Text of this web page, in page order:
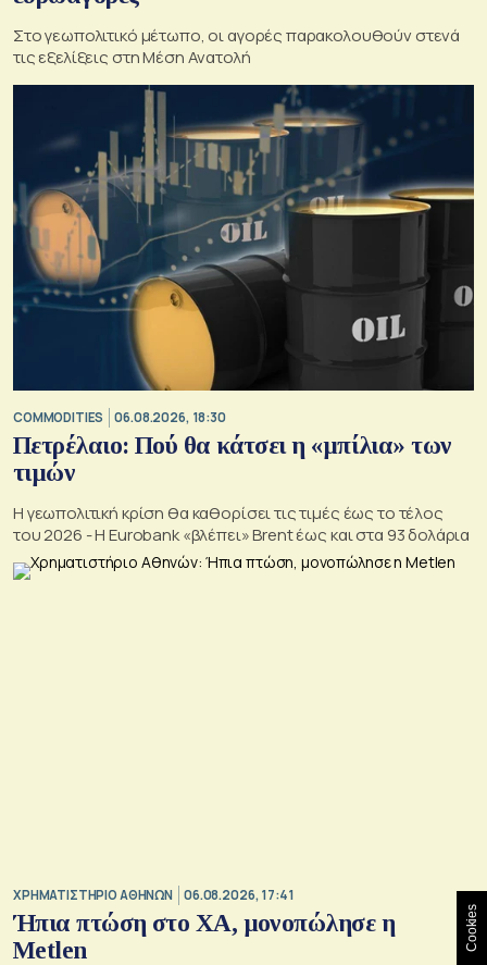
Στο γεωπολιτικό μέτωπο, οι αγορές παρακολουθούν στενά
τις εξελίξεις στη Μέση Ανατολή
COMMODITIES 06.08.2026, 18:30
Πετρέλαιο: Πού θα κάτσει η «μπίλια» των
τιμών
Η γεωπολιτική κρίση θα καθορίσει τις τιμές έως το τέλος
του 2026 - Η Eurobank «βλέπει» Brent έως και στα 93 δολάρια
XΡΗΜΑΤΙΣΤΗΡΙΟ ΑΘΗΝΩΝ 06.08.2026, 17:41
Ήπια πτώση στο ΧΑ, μονοπώλησε η
Metlen
Cookies